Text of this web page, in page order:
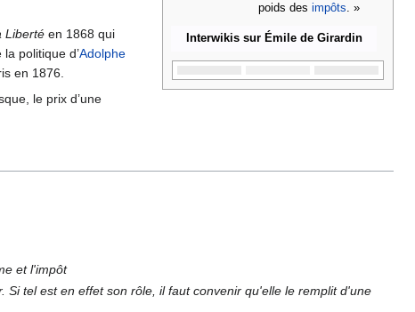
poids des impôts. »
Interwikis sur Émile de Girardin
Liberté en 1868 qui
politique d’Adolphe
en 1876.
le prix d’une
et l'impôt
tel est en effet son rôle, il faut convenir qu'elle le remplit d'une